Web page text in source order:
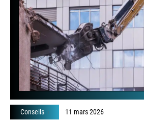
Conseils 11 mars 2026